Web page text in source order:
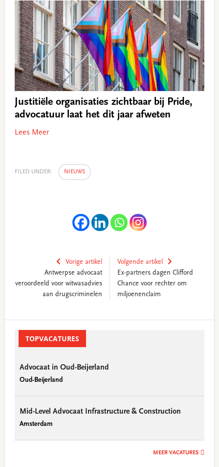
Justitiële organisaties zichtbaar bij Pride,
advocatuur laat het dit jaar afweten
Lees Meer
FILED UNDER: NIEUWS
Vorige artikel
Antwerpse advocaat
veroordeeld voor witwasadvies
aan drugscriminelen
Volgende artikel
Ex-partners dagen Clifford
Chance voor rechter om
miljoenenclaim
SidebarTOPVACATURES
Advocaat in Oud-Beijerland
Oud-Beijerland
Mid-Level Advocaat Infrastructure & Construction
Amsterdam
MEER VACATURES